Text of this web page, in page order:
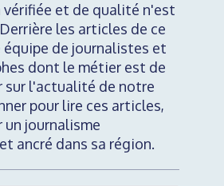
et de qualité n'est
les articles de ce
équipe de journalistes et
dont le métier est de
sur l'actualité de notre
pour lire ces articles,
journalisme
ancré dans sa région.